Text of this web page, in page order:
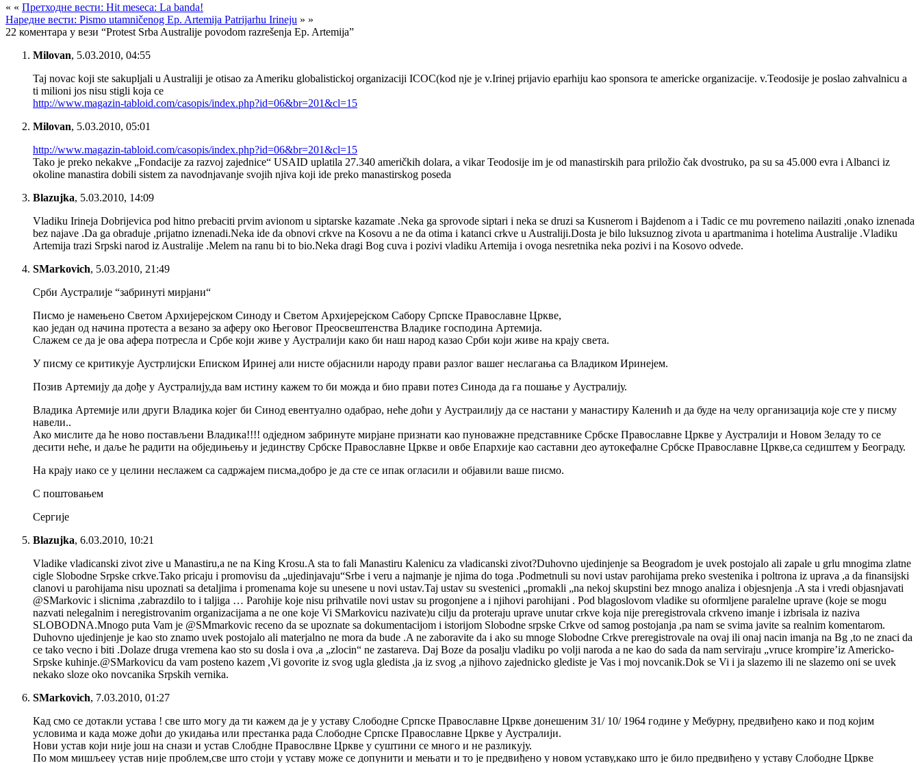
« « Претходне вести: Hit meseca: La banda!
Наредне вести: Pismo utamničenog Ep. Artemija Patrijarhu Irineju » »
22 коментара у вези “Protest Srba Australije povodom razrešеnja Ep. Artemija”
Milovan, 5.03.2010, 04:55
Taj novac koji ste sakupljali u Australiji je otisao za Ameriku globalistickoj organizaciji ICOC(kod nje je v.Irinej prijavio eparhiju kao sponsora te americke organizacije. v.Teodosije je poslao zahvalnicu a
ti milioni jos nisu stigli koja ce
http://www.magazin-tabloid.com/casopis/index.php?id=06&br=201&cl=15
Milovan, 5.03.2010, 05:01
http://www.magazin-tabloid.com/casopis/index.php?id=06&br=201&cl=15
Tako je preko nekakve „Fondacije za razvoj zajednice“ USAID uplatila 27.340 američkih dolara, a vikar Teodosije im je od manastirskih para priložio čak dvostruko, pa su sa 45.000 evra i Albanci iz
okoline manastira dobili sistem za navodnjavanje svojih njiva koji ide preko manastirskog poseda
Blazujka, 5.03.2010, 14:09
Vladiku Irineja Dobrijevica pod hitno prebaciti prvim avionom u siptarske kazamate .Neka ga sprovode siptari i neka se druzi sa Kusnerom i Bajdenom a i Tadic ce mu povremeno nailaziti ,onako iznenada
bez najave .Da ga obraduje ,prijatno iznenadi.Neka ide da obnovi crkve na Kosovu a ne da otima i katanci crkve u Australiji.Dosta je bilo luksuznog zivota u apartmanima i hotelima Australije .Vladiku
Artemija trazi Srpski narod iz Australije .Melem na ranu bi to bio.Neka dragi Bog cuva i pozivi vladiku Artemija i ovoga nesretnika neka pozivi i na Kosovo odvede.
SMarkovich, 5.03.2010, 21:49
Срби Аустралије “забринутi мирјани“
Писмо је намењено Светом Архијерејском Синоду и Светом Архијерејском Сабору Српске Православне Цркве,
као један од начина протеста а везано за аферу око Његовог Преосвештенства Владике господина Артемија.
Слажем се да је ова афера потресла и Србе који живе у Аустралији како би наш народ казао Срби који живе на крају света.
У писму се критикује Аустрлијски Еписком Иринеј али нисте објаснили народу прави разлог вашег неслагања са Владиком Иринејем.
Позив Артемију да дође у Аустралију,да вам истину кажем то би можда и био прави потез Синода да га пошање у Аустралију.
Владика Артемије или други Владика којег би Синод евентуално одабрао, неће доћи у Аустраилију да се настани у манастиру Каленић и да буде на челу организација које сте у писму
навели..
Ако мислите да ће ново постављени Владика!!!! одједном забринуте мирјане признати као пуноважне представнике Србске Православне Цркве у Аустралији и Новом Зеладу то се
десити неће, и даље ће радити на обједињењу и јединству Србске Православне Цркве и овбе Епархије као саставни део аутокефалне Србске Православне Цркве,са седиштем у Београду.
На крају иако се у целини неслажем са садржајем писма,добро је да сте се ипак огласили и објавили ваше писмо.
С поштовањем
Сергије
Blazujka, 6.03.2010, 10:21
Vladike vladicanski zivot zive u Manastiru,a ne na King Krosu.A sta to fali Manastiru Kalenicu za vladicanski zivot?Duhovno ujedinjenje sa Beogradom je uvek postojalo ali zapale u grlu mnogima zlatne
cigle Slobodne Srpske crkve.Tako pricaju i promovisu da „ujedinjavaju“Srbe i veru a najmanje je njima do toga .Podmetnuli su novi ustav parohijama preko svestenika i poltrona iz uprava ,a da finansijski
clanovi u parohijama nisu upoznati sa detaljima i promenama koje su unesene u novi ustav.Taj ustav su svestenici „promakli „na nekoj skupstini bez mnogo analiza i objesnjenja .A sta i vredi objasnjavati
@SMarkovic i slicnima ,zabrazdilo to i taljiga … Parohije koje nisu prihvatile novi ustav su progonjene a i njihovi parohijani . Pod blagoslovom vladike su oformljene paralelne uprave (koje se mogu
nazvati nelegalnim i neregistrovanim organizacijama a ne one koje Vi SMarkovicu nazivate)u cilju da proteraju uprave unutar crkve koja nije preregistrovala crkveno imanje i izbrisala iz naziva
SLOBODNA.Mnogo puta Vam je @SMmarkovic receno da se upoznate sa dokumentacijom i istorijom Slobodne srpske Crkve od samog postojanja ,pa nam se svima javite sa realnim komentarom.
Duhovno ujedinjenje je kao sto znamo uvek postojalo ali materjalno ne mora da bude .A ne zaboravite da i ako su mnoge Slobodne Crkve preregistrovale na ovaj ili onaj nacin imanja na Bg ,to ne znaci da
ce tako vecno i biti .Dolaze druga vremena kao sto su dosla i ova ,a „zlocin“ ne zastareva. Daj Boze da posalju vladiku po volji naroda a ne kao do sada da nam serviraju „vruce krompire’iz Americko-
Srpske kuhinje.@SMarkovicu da vam posteno kazem ,Vi govorite iz svog ugla gledista ,ja iz svog ,a njihovo zajednicko glediste je Vas i moj novcanik.Dok se Vi i ja slazemo ili ne slazemo oni se uvek
nekako sloze oko novcanika Srpskih vernika.
SMarkovich, 7.03.2010, 01:27
Кад смо се дотакли устава ! све што могу да ти кажем да је у уставу Слободне Српске Православне Цркве донешеним 31/ 10/ 1964 године у Мебурну, предвиђено како и под којим
условима и када може доћи до укидања или престанка рада Слободне Српске Православне Цркве у Аустралији.
Нови устав који није још на снази и устав Слобдне Правослвне Цркве у суштини се много и не разликују.
По мом мишљееу устав није проблем,све што стоји у уставу може се допунити и мењати и то је предвиђено у новом уставу,како што је било предвиђено у уставу Слободне Цркве